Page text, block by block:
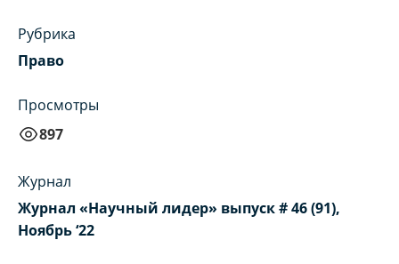
Рубрика
Право
Просмотры
897
Журнал
Журнал «Научный лидер» выпуск # 46 (91),
Ноябрь ‘22